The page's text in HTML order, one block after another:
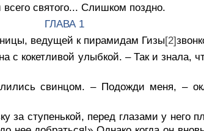
святого... Слишком поздно.
ГЛАВА 1
ведущей к пирамидам Гизы[2]
с кокетливой улыбкой. – Так и знала,
свинцом. – Подожди меня, –
за ступенькой, перед глазами у него